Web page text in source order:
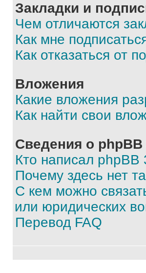
Закладки и
Чем отличаются
Как мне
Как отказаться от
Вложения
Какие вложения
Как найти свои
Сведения о
Кто написал phpBB
Почему здесь нет
С кем можно
или юридических
Перевод FAQ